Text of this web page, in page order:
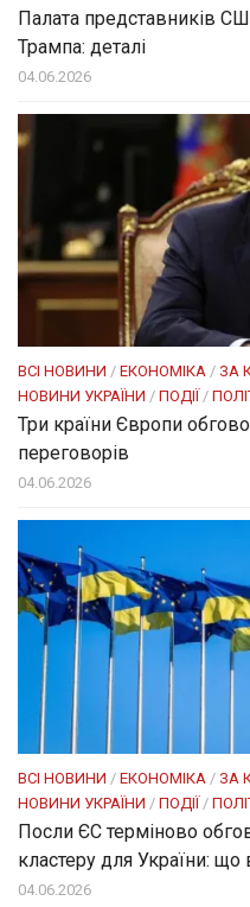
Палата представників
Трампа: деталі
04.06.2026
ВСІ НОВИНИ / ЕКОНОМІКА / ЗА
НОВИНИ УКРАЇНИ / ПОДІЇ /
Три країни Європи
переговорів
04.06.2026
ВСІ НОВИНИ / ЕКОНОМІКА / ЗА
НОВИНИ УКРАЇНИ / ПОДІЇ /
Посли ЄC терміново
кластеру для України: що
04.06.2026